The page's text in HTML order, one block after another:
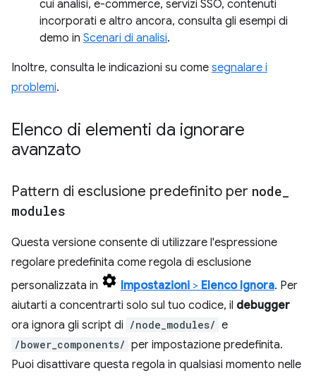
cui analisi, e-commerce, servizi SSO, contenuti
incorporati e altro ancora, consulta gli esempi di
demo in Scenari di analisi.
Inoltre, consulta le indicazioni su come segnalare i
problemi.
Elenco di elementi da ignorare
avanzato
Pattern di esclusione predefinito per node
modules
Questa versione consente di utilizzare l'espressione
regolare predefinita come regola di esclusione
personalizzata in
Impostazioni > Elenco Ignora. Per
aiutarti a concentrarti solo sul tuo codice, il debugger
ora ignora gli script di /node_modules/ e
/bower_components/ per impostazione predefinita.
Puoi disattivare questa regola in qualsiasi momento nelle